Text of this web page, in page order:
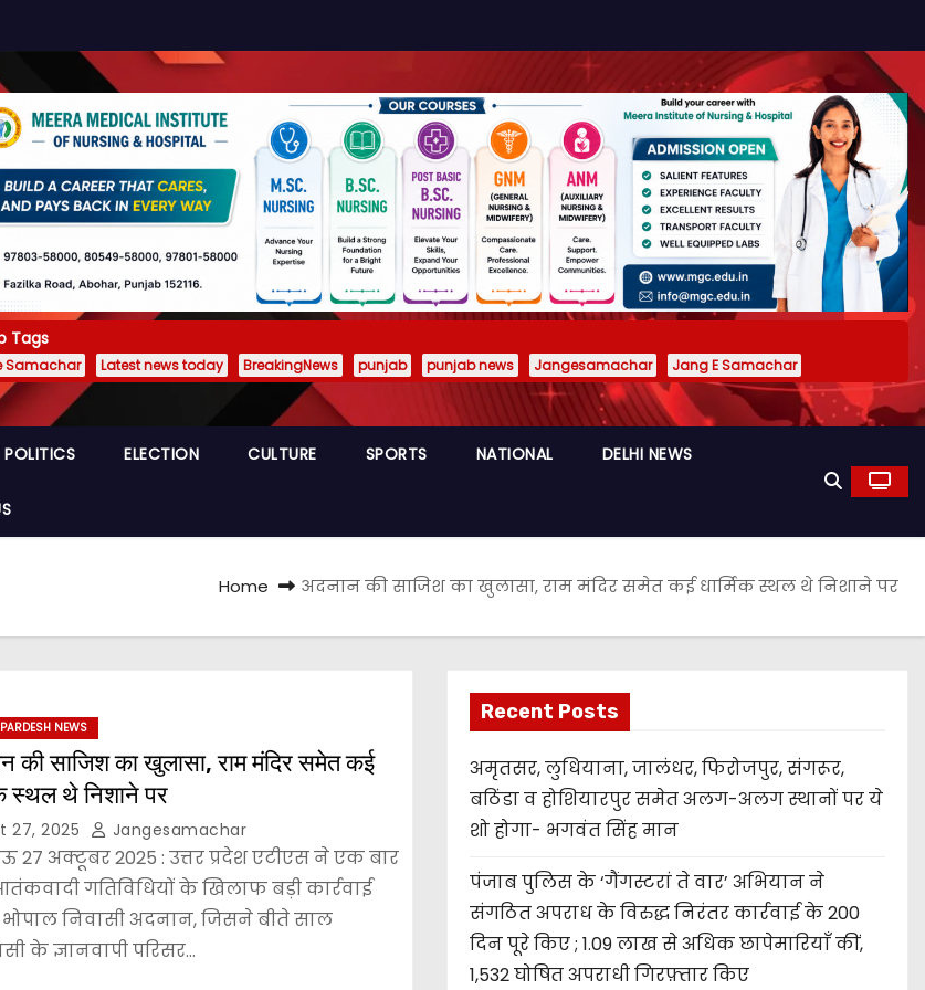
Tags
Samachar Latest news today BreakingNews punjab punjab news Jangesamachar Jang E Samachar
POLITICS ELECTION CULTURE SPORTS NATIONAL DELHI NEWS
Home अदनान की साजिश का खुलासा, राम मंदिर समेत कई धार्मिक स्थल थे निशाने पर
NEWS
की साजिश का खुलासा, राम मंदिर समेत कई
स्थल थे निशाने पर
27, 2025 Jangesamachar
अक्टूबर 2025 : उत्तर प्रदेश एटीएस ने एक बार
गतिविधियों के खिलाफ बड़ी कार्रवाई
भोपाल निवासी अदनान, जिसने बीते साल
के ज्ञानवापी परिसर…
Recent Posts
अमृतसर, लुधियाना, जालंधर, फिरोजपुर, संगरूर,
बठिंडा व होशियारपुर समेत अलग-अलग स्थानों पर ये
शो होगा- भगवंत सिंह मान
पंजाब पुलिस के ‘गैंगस्टरां ते वार’ अभियान ने
संगठित अपराध के विरुद्ध निरंतर कार्रवाई के 200
दिन पूरे किए ; 1.09 लाख से अधिक छापेमारियाँ कीं,
1,532 घोषित अपराधी गिरफ़्तार किए